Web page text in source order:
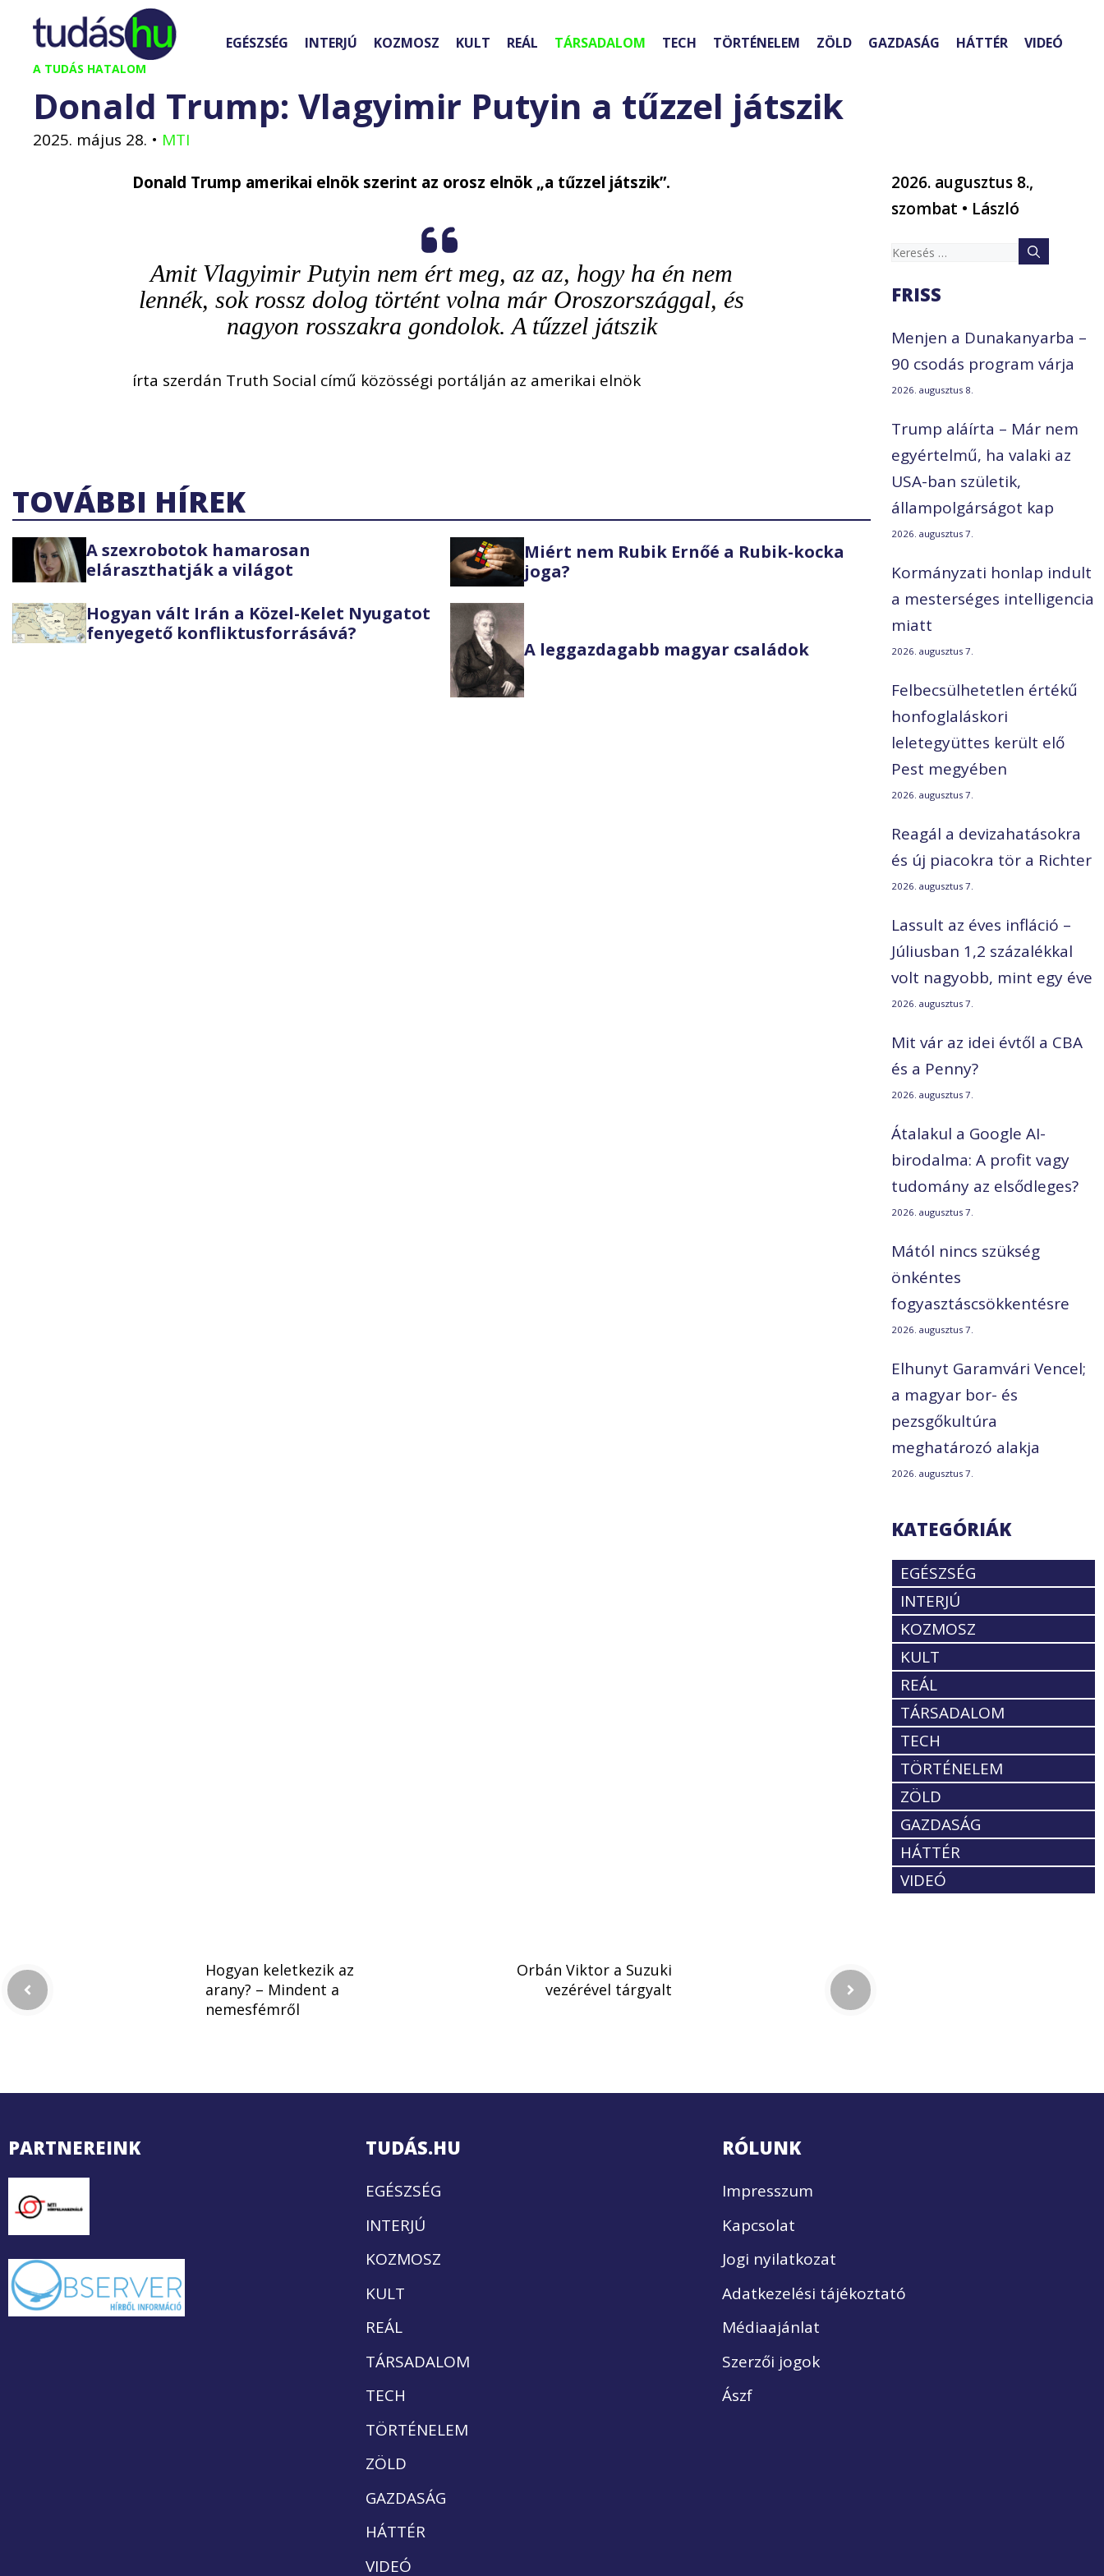
Kilépés
tartalomba
A TUDÁS HATALOM
EGÉSZSÉG INTERJÚ KOZMOSZ KULT REÁL TÁRSADALOM TECH TÖRTÉNELEM ZÖLD GAZDASÁG HÁTTÉR VIDEÓ
Donald Trump: Vlagyimir Putyin a tűzzel játszik
2025. május 28. • MTI
Donald Trump amerikai elnök szerint az orosz elnök „a tűzzel játszik”.
Amit Vlagyimir Putyin nem ért meg, az az, hogy ha én nem
lennék, sok rossz dolog történt volna már Oroszországgal, és
nagyon rosszakra gondolok. A tűzzel játszik
írta szerdán Truth Social című közösségi portálján az amerikai elnök
TOVÁBBI HÍREK
A szexrobotok hamarosan
eláraszthatják a világot
Miért nem Rubik Ernőé a Rubik-kocka
joga?
Hogyan vált Irán a Közel-Kelet Nyugatot
fenyegető konfliktusforrásává?
A leggazdagabb magyar családok
2026. augusztus 8.,
szombat • László
Keresés:
FRISS
Menjen a Dunakanyarba –
90 csodás program várja
2026. augusztus 8.
Trump aláírta – Már nem
egyértelmű, ha valaki az
USA-ban születik,
állampolgárságot kap
2026. augusztus 7.
Kormányzati honlap indult
a mesterséges intelligencia
miatt
2026. augusztus 7.
Felbecsülhetetlen értékű
honfoglaláskori
leletegyüttes került elő
Pest megyében
2026. augusztus 7.
Reagál a devizahatásokra
és új piacokra tör a Richter
2026. augusztus 7.
Lassult az éves infláció –
Júliusban 1,2 százalékkal
volt nagyobb, mint egy éve
2026. augusztus 7.
Mit vár az idei évtől a CBA
és a Penny?
2026. augusztus 7.
Átalakul a Google AI-
birodalma: A profit vagy
tudomány az elsődleges?
2026. augusztus 7.
Mától nincs szükség
önkéntes
fogyasztáscsökkentésre
2026. augusztus 7.
Elhunyt Garamvári Vencel;
a magyar bor- és
pezsgőkultúra
meghatározó alakja
2026. augusztus 7.
KATEGÓRIÁK
EGÉSZSÉG
INTERJÚ
KOZMOSZ
KULT
REÁL
TÁRSADALOM
TECH
TÖRTÉNELEM
ZÖLD
GAZDASÁG
HÁTTÉR
VIDEÓ
Hogyan keletkezik az
arany? – Mindent a
nemesfémről
Orbán Viktor a Suzuki
vezérével tárgyalt
PARTNEREINK TUDÁS.HU
EGÉSZSÉG
INTERJÚ
KOZMOSZ
KULT
REÁL
TÁRSADALOM
TECH
TÖRTÉNELEM
ZÖLD
GAZDASÁG
HÁTTÉR
VIDEÓ
RÓLUNK
Impresszum
Kapcsolat
Jogi nyilatkozat
Adatkezelési tájékoztató
Médiaajánlat
Szerzői jogok
Ászf